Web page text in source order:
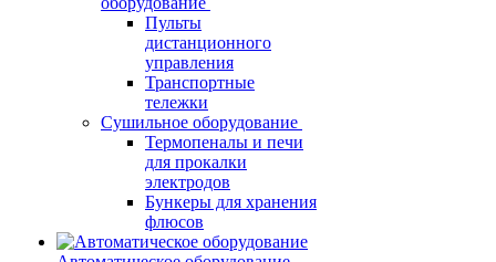
Пульты
дистанционного
управления
Транспортные
тележки
Сушильное оборудование
Термопеналы и печи
для прокалки
электродов
Бункеры для хранения
флюсов